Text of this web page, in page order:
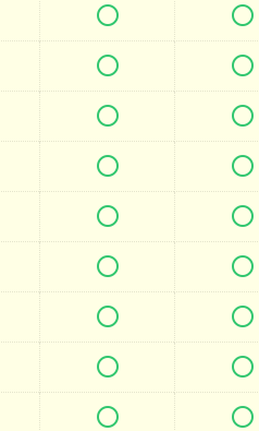
 
 
 
 
 
 
 
 
 